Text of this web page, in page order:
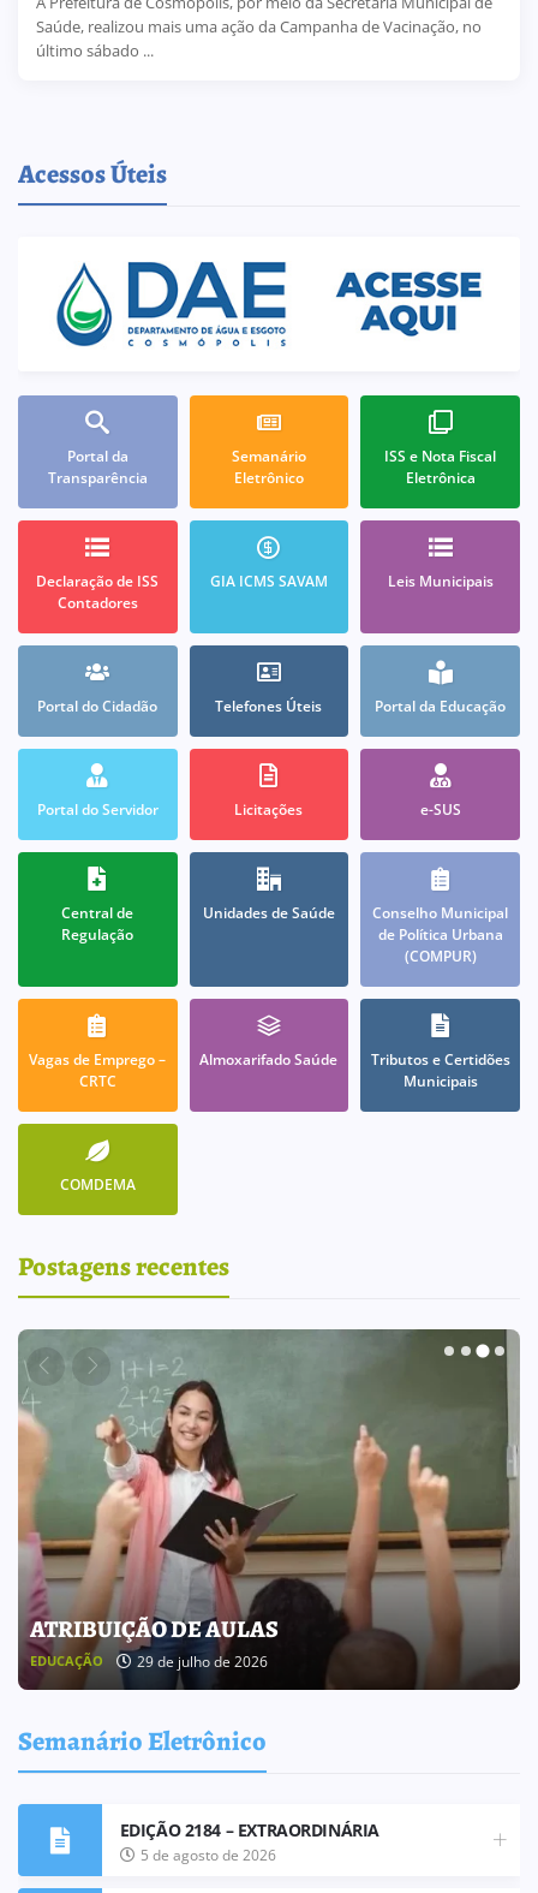
Saúde, realizou mais uma ação da Campanha de Vacinação, no
último sábado ...
Acessos Úteis
Portal da
Transparência
Semanário
Eletrônico
ISS e Nota Fiscal
Eletrônica
Declaração de ISS
Contadores
GIA ICMS SAVAM Leis Municipais
Portal do Cidadão Telefones Úteis Portal da Educação
Portal do Servidor Licitações e-SUS
Central de
Regulação
Unidades de Saúde
Conselho Municipal
de Política Urbana
(COMPUR)
Vagas de Emprego –
CRTC
Almoxarifado Saúde
Tributos e Certidões
Municipais
COMDEMA
Postagens recentes
BOLETIM INFORMATIVO 238
BOLETIM INFORMATIVO 25 de julho de 2026
Semanário Eletrônico
EDIÇÃO 2184 – EXTRAORDINÁRIA
5 de agosto de 2026